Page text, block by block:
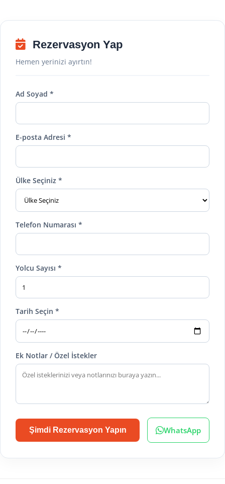
Rezervasyon Yap
Hemen yerinizi ayırtın!
Ad Soyad *
E-posta Adresi *
Ülke Seçiniz *
Telefon Numarası *
Yolcu Sayısı *
Tarih Seçin *
Ek Notlar / Özel İstekler
Şimdi Rezervasyon Yapın WhatsApp